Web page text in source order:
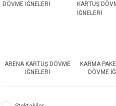
ARENA KARTUŞ DÖVME
İĞNELERİ
KARMA
DÖVME